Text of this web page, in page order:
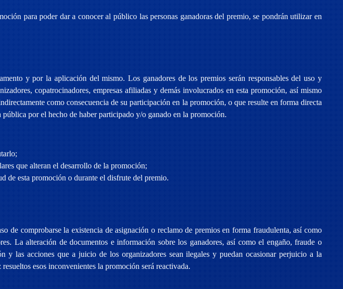
para poder dar a conocer al público las personas ganadoras del premio, se pondrán utilizar en
y por la aplicación del mismo. Los ganadores de los premios serán responsables del uso y
copatrocinadores, empresas afiliadas y demás involucrados en esta promoción, así mismo
como consecuencia de su participación en la promoción, o que resulte en forma directa
por el hecho de haber participado y/o ganado en la promoción.
que alteran el desarrollo de la promoción;
de esta promoción o durante el disfrute del premio.
de comprobarse la existencia de asignación o reclamo de premios en forma fraudulenta, así como
La alteración de documentos e información sobre los ganadores, así como el engaño, fraude o
las acciones que a juicio de los organizadores sean ilegales y puedan ocasionar perjuicio a la
esos inconvenientes la promoción será reactivada.